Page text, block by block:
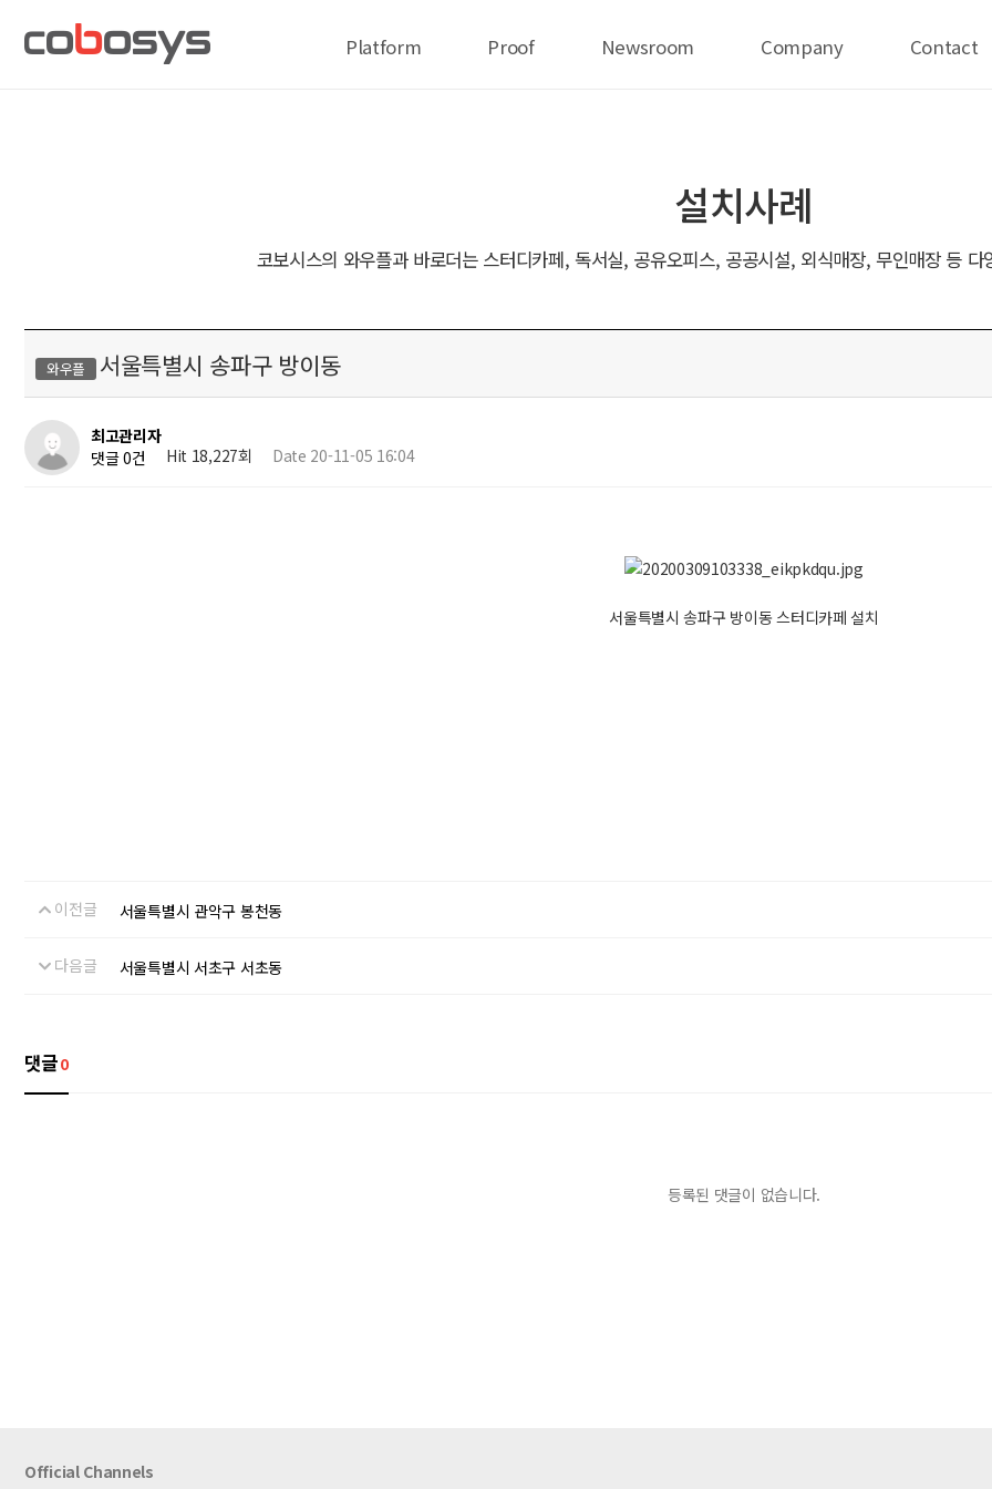
Platform Proof Newsroom Company Contact
설치사례
코보시스의 와우플과 바로더는 스터디카페, 독서실, 공유오피스, 공공시설, 외식매장, 무인매장 등
와우플 서울특별시 송파구 방이동
최고관리자
댓글 0건
Hit 18,227회 Date 20-11-05 16:04
서울특별시 송파구 방이동 스터디카페 설치
이전글 서울특별시 관악구 봉천동
다음글 서울특별시 서초구 서초동
댓글0
등록된 댓글이 없습니다.
Official Channels